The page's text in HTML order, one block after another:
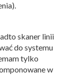
skaner linii
do systemu
tylko
w